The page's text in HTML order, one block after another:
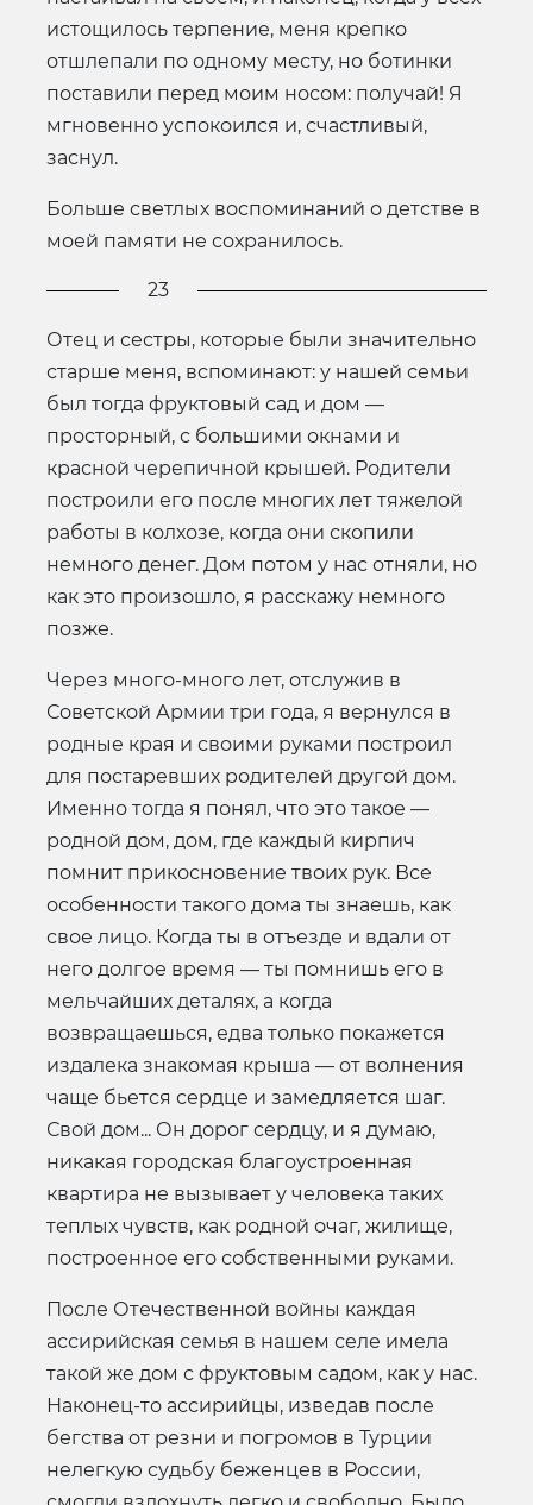
истощилось терпение, меня крепко
отшлепали по одному месту, но ботинки
поставили перед моим носом: получай! Я
мгновенно успокоился и, счастливый,
заснул.
Больше светлых воспоминаний о детстве в
моей памяти не сохранилось.
23
Отец и сестры, которые были значительно
старше меня, вспоминают: у нашей семьи
был тогда фруктовый сад и дом —
просторный, с большими окнами и
красной черепичной крышей. Родители
построили его после многих лет тяжелой
работы в колхозе, когда они скопили
немного денег. Дом потом у нас отняли, но
как это произошло, я расскажу немного
позже.
Через много-много лет, отслужив в
Советской Армии три года, я вернулся в
родные края и своими руками построил
для постаревших родителей другой дом.
Именно тогда я понял, что это такое —
родной дом, дом, где каждый кирпич
помнит прикосновение твоих рук. Все
особенности такого дома ты знаешь, как
свое лицо. Когда ты в отъезде и вдали от
него долгое время — ты помнишь его в
мельчайших деталях, а когда
возвращаешься, едва только покажется
издалека знакомая крыша — от волнения
чаще бьется сердце и замедляется шаг.
Свой дом... Он дорог сердцу, и я думаю,
никакая городская благоустроенная
квартира не вызывает у человека таких
теплых чувств, как родной очаг, жилище,
построенное его собственными руками.
После Отечественной войны каждая
ассирийская семья в нашем селе имела
такой же дом с фруктовым садом, как у нас.
Наконец-то ассирийцы, изведав после
бегства от резни и погромов в Турции
нелегкую судьбу беженцев в России,